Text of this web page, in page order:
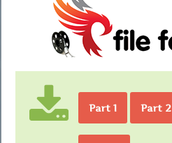
Part 1 Part 2